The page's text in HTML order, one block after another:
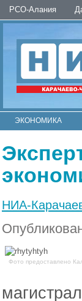
РСО-Алания
ЭКОНОМИКА
НИА-
Фото предоставлено